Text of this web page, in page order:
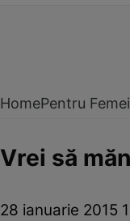
HomePentru Femei
Vrei să
28 ianuarie 2015